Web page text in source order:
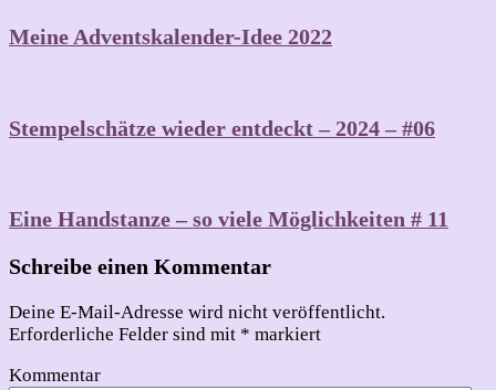
Meine Adventskalender-Idee 2022
Stempelschätze wieder entdeckt – 2024 – #06
Eine Handstanze – so viele Möglichkeiten # 11
Schreibe einen Kommentar
Deine E-Mail-Adresse wird nicht veröffentlicht.
Erforderliche Felder sind mit * markiert
Kommentar